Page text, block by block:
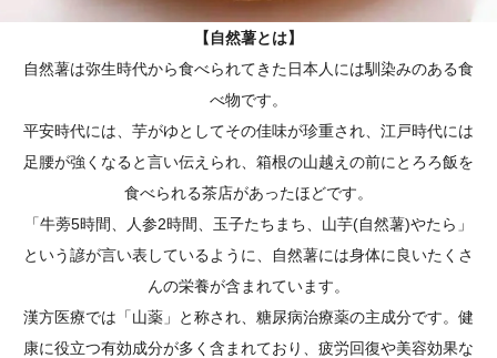
【自然薯とは】
自然薯は弥生時代から食べられてきた日本人には馴染みのある食
べ物です。
平安時代には、芋がゆとしてその佳味が珍重され、江戸時代には
足腰が強くなると言い伝えられ、箱根の山越えの前にとろろ飯を
食べられる茶店があったほどです。
「牛蒡5時間、人参2時間、玉子たちまち、山芋(自然薯)やたら」
という諺が言い表しているように、自然薯には身体に良いたくさ
んの栄養が含まれています。
漢方医療では「山薬」と称され、糖尿病治療薬の主成分です。健
康に役立つ有効成分が多く含まれており、疲労回復や美容効果な